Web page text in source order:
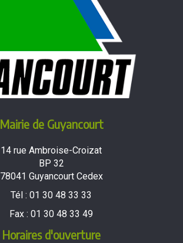
Mairie de Guyancourt
14 rue Ambroise-Croizat
BP 32
78041 Guyancourt Cedex
Tél : 01 30 48 33 33
Fax : 01 30 48 33 49
Horaires d'ouverture